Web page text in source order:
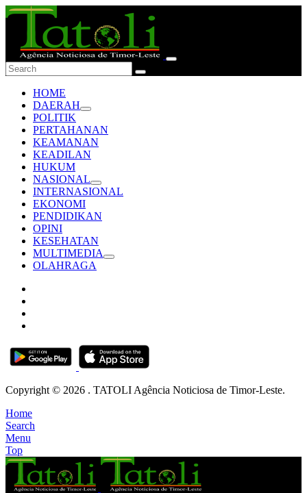
HOME
DAERAH
POLITIK
PERTAHANAN
KEAMANAN
KEADILAN
HUKUM
NASIONAL
INTERNASIONAL
EKONOMI
PENDIDIKAN
OPINI
KESEHATAN
MULTIMEDIA
OLAHRAGA
Copyright © 2026 . TATOLI Agência Noticiosa de Timor-Leste.
Home
Search
Menu
Top